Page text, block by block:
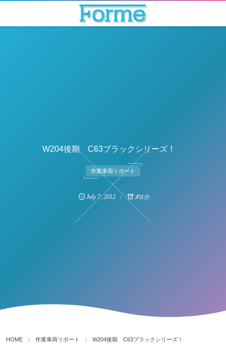
W204後期 C63ブラックシリーズ！
作業車両リポート
July 7,2012 約1分
HOME 作業車両リポート W204後期 C63ブラックシリーズ！